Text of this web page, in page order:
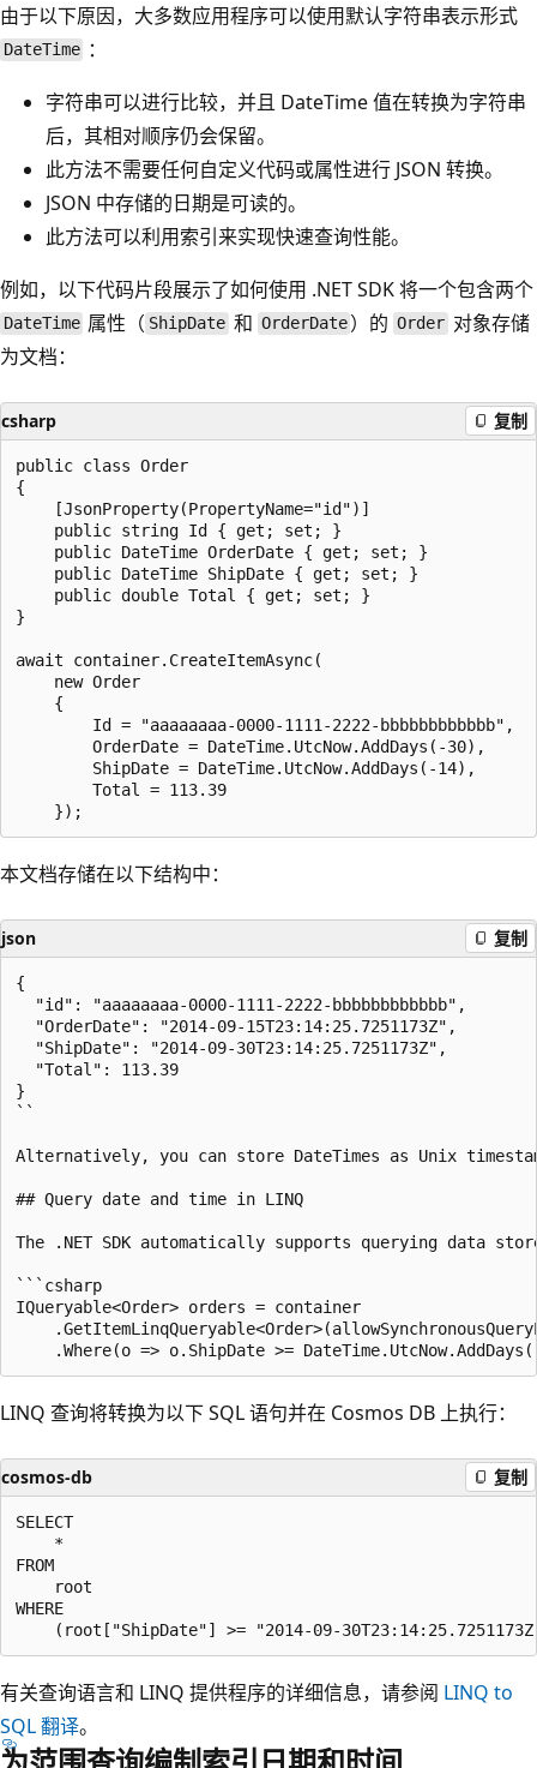
由于以下原因，大多数应用程序可以使用默认字符串表示形式
DateTime ：
字符串可以进行比较，并且 DateTime 值在转换为字符串
后，其相对顺序仍会保留。
此方法不需要任何自定义代码或属性进行 JSON 转换。
JSON 中存储的日期是可读的。
此方法可以利用索引来实现快速查询性能。
例如，以下代码片段展示了如何使用 .NET SDK 将一个包含两个
DateTime 属性（ ShipDate 和 OrderDate ）的Order对象存储
为文档：
csharp 复制
public class Order
{
    [JsonProperty(PropertyName="id")]
    public string Id { get; set; }
    public DateTime OrderDate { get; set; }
    public DateTime ShipDate { get; set; }
    public double Total { get; set; }
}
await container.CreateItemAsync(
    new Order
    {
        Id = "aaaaaaaa-0000-1111-2222-bbbbbbbbbbbb",
        OrderDate = DateTime.UtcNow.AddDays(-30),
        ShipDate = DateTime.UtcNow.AddDays(-14),
        Total = 113.39
本文档存储在以下结构中：
json 复制
{
  "id": "aaaaaaaa-0000-1111-2222-bbbbbbbbbbbb",
  "OrderDate": "2014-09-15T23:14:25.7251173Z",
  "ShipDate": "2014-09-30T23:14:25.7251173Z",
  "Total": 113.39
}
``
Alternatively, you can store DateTimes as Unix
## Query date and time in LINQ
The .NET SDK automatically supports querying data
```csharp
IQueryable<Order> orders = container
LINQ 查询将转换为以下 SQL 语句并在 Cosmos DB 上执行：
cosmos-db 复制
SELECT
    *
FROM
    root
WHERE
有关查询语言和 LINQ 提供程序的详细信息，请参阅 LINQ to
SQL 翻译。